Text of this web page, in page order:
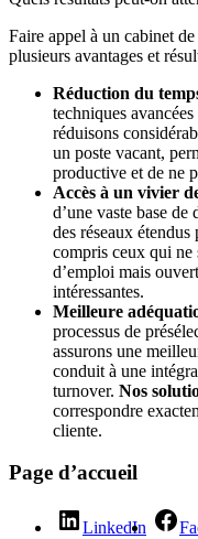
Faire appel à un cabinet
plusieurs avantages et
Réduction du
techniques
réduisons
un poste vacant,
productive et de ne
Accès à un vivier
d’une vaste base
des réseaux
compris ceux qui ne
d’emploi mais
intéressantes.
Meilleure
processus de
assurons une
conduit à une
turnover. Nos
correspondre
cliente.
Page d’accueil
LinkedIn